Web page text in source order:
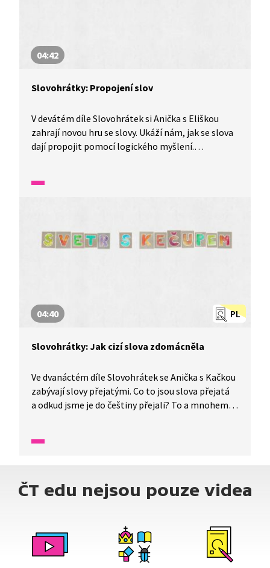
04:42
Slovohrátky: Propojení slov
V devátém díle Slovohrátek si Anička s Eliškou
zahrají novou hru se slovy. Ukáží nám, jak se slova
dají propojit pomocí logického myšlení.
PL
04:40
Slovohrátky: Jak cizí slova zdomácněla
Ve dvanáctém díle Slovohrátek se Anička s Kačkou
zabývají slovy přejatými. Co to jsou slova přejatá
a odkud jsme je do češtiny přejali? To a mnohem
ČT edu nejsou pouze videa